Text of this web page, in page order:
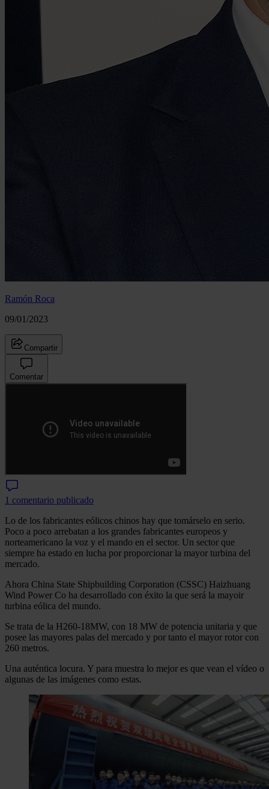
Ramón Roca
09/01/2023
Compartir
Comentar
1 comentario publicado
Lo de los fabricantes eólicos chinos hay que tomárselo en serio.
Poco a poco arrebatan a los grandes fabricantes europeos y
norteamericano la voz y el mando en el sector. Un sector que
siempre ha estado en lucha por proporcionar la mayor turbina del
mercado.
Ahora China State Shipbuilding Corporation (CSSC) Haizhuang
Wind Power Co ha desarrollado con éxito la que será la mayoir
turbina eólica del mundo.
Se trata de la H260-18MW, con 18 MW de potencia unitaria y que
posee las mayores palas del mercado y por tanto el mayor rotor con
260 metros.
Una auténtica locura. Y para muestra lo mejor es que vean el vídeo o
algunas de las imágenes como estas.